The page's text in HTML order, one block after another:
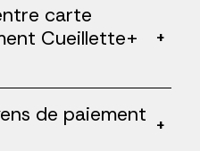
carte
Cueillette+
+
de paiement
+